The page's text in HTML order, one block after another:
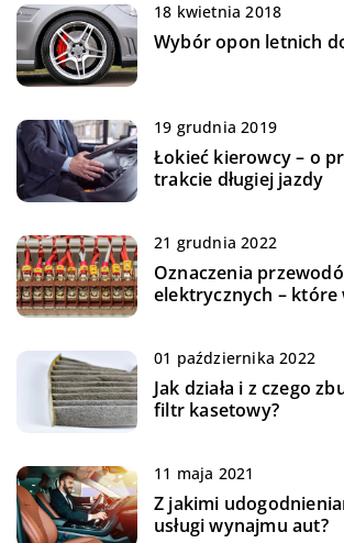
18 kwietnia 2018
Wybór opon letnich
19 grudnia 2019
Łokieć kierowcy – o
trakcie długiej jazdy
21 grudnia 2022
Oznaczenia
elektrycznych – które
01 października 2022
Jak działa i z czego
filtr kasetowy?
11 maja 2021
Z jakimi
usługi wynajmu aut?